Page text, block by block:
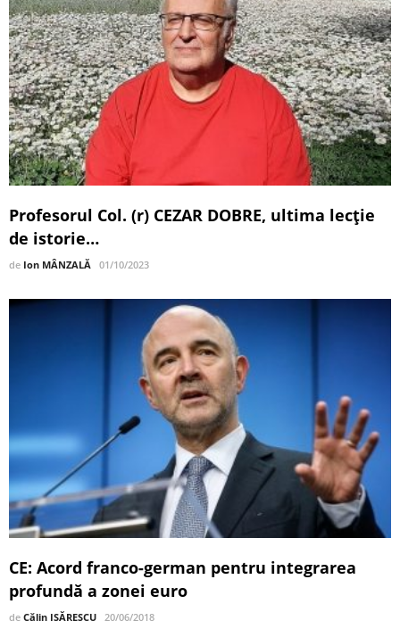
Profesorul Col. (r) CEZAR DOBRE, ultima lecţie
de istorie…
de Ion MÂNZALĂ 01/10/2023
CE: Acord franco-german pentru integrarea
profundă a zonei euro
de Călin ISĂRESCU 20/06/2018